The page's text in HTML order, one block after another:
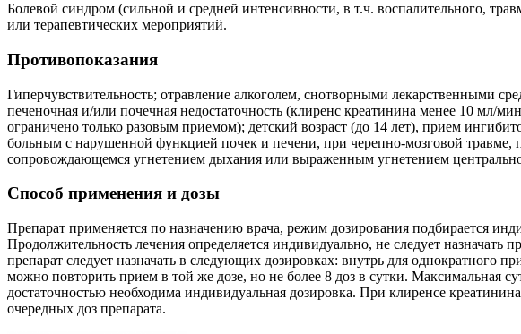
Болевой синдром (сильной и средней интенсивности, в т.ч. воспалительного,
или терапевтических мероприятий.
Противопоказания
Гиперчувствительность; отравление алкоголем, снотворными лекарственными
печеночная и/или почечная недостаточность (клиренс креатинина менее 10
ограничено только разовым приемом); детский возраст (до 14 лет), прием
больным с нарушенной функцией почек и печени, при черепно-мозговой травме,
сопровождающемся угнетением дыхания или выраженным угнетением
Способ применения и дозы
Препарат применяется по назначению врача, режим дозирования подбирается
Продолжительность лечения определяется индивидуально, не следует
препарат следует назначать в следующих дозировках: внутрь для однократного
можно повторить прием в той же дозе, но не более 8 доз в сутки. Максимальная
достаточностью необходима индивидуальная дозировка. При клиренсе
очередных доз препарата.